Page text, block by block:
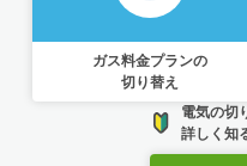
ガス料金プランの
切り替え
電気の切
詳しく知